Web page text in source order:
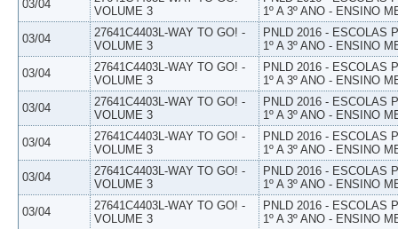
03/04
VOLUME 3
1º A 3º ANO - ENSINO
03/04
27641C4403L-WAY TO GO! -
VOLUME 3
PNLD 2016 - ESCOLAS
1º A 3º ANO - ENSINO
03/04
27641C4403L-WAY TO GO! -
VOLUME 3
PNLD 2016 - ESCOLAS
1º A 3º ANO - ENSINO
03/04
27641C4403L-WAY TO GO! -
VOLUME 3
PNLD 2016 - ESCOLAS
1º A 3º ANO - ENSINO
03/04
27641C4403L-WAY TO GO! -
VOLUME 3
PNLD 2016 - ESCOLAS
1º A 3º ANO - ENSINO
03/04
27641C4403L-WAY TO GO! -
VOLUME 3
PNLD 2016 - ESCOLAS
1º A 3º ANO - ENSINO
03/04
27641C4403L-WAY TO GO! -
VOLUME 3
PNLD 2016 - ESCOLAS
1º A 3º ANO - ENSINO